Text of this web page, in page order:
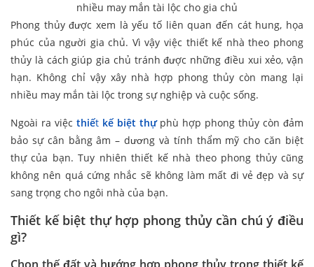
nhiều may mắn tài lộc cho gia chủ
Phong thủy được xem là yếu tố liên quan đến cát hung, họa
phúc của người gia chủ. Vì vậy việc thiết kế nhà theo phong
thủy là cách giúp gia chủ tránh được những điều xui xẻo, vận
hạn. Không chỉ vậy xây nhà hợp phong thủy còn mang lại
nhiều may mắn tài lộc trong sự nghiệp và cuộc sống.
Ngoài ra việc thiết kế biệt thựphù hợp phong thủy còn đảm
bảo sự cân bằng âm – dương và tính thẩm mỹ cho căn biệt
thự của bạn. Tuy nhiên thiết kế nhà theo phong thủy cũng
không nên quá cứng nhắc sẽ không làm mất đi vẻ đẹp và sự
sang trọng cho ngôi nhà của bạn.
Thiết kế biệt thự hợp phong thủy cần chú ý điều
gì?